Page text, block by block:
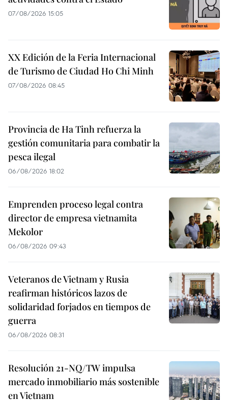
07/08/2026 15:05
XX Edición de la Feria Internacional
de Turismo de Ciudad Ho Chi Minh
07/08/2026 08:45
Provincia de Ha Tinh refuerza la
gestión comunitaria para combatir la
pesca ilegal
06/08/2026 18:02
Emprenden proceso legal contra
director de empresa vietnamita
Mekolor
06/08/2026 09:43
Veteranos de Vietnam y Rusia
reafirman históricos lazos de
solidaridad forjados en tiempos de
guerra
06/08/2026 08:31
Resolución 21-NQ/TW impulsa
mercado inmobiliario más sostenible
en Vietnam